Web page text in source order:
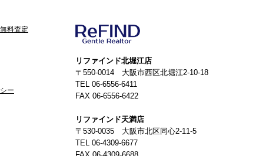
料査定
ー
リファインド北堀江店
〒550-0014 大阪市西区北堀江2-10-18
TEL 06-6556-6411
FAX 06-6556-6422
リファインド天満店
〒530-0035 大阪市北区同心2-11-5
TEL 06-4309-6677